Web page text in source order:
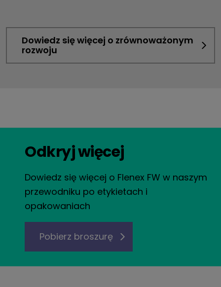
Dowiedz się więcej o zrównoważonym
rozwoju
Odkryj więcej
Dowiedz się więcej o Flenex FW w naszym
przewodniku po etykietach i
opakowaniach
Pobierz broszurę